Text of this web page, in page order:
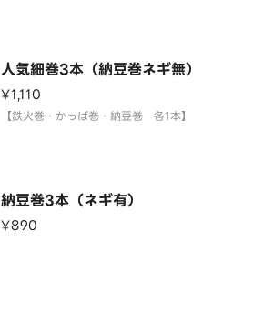
人気細巻3本（納豆巻ネギ無）
¥1,110
【鉄火巻・かっぱ巻・納豆巻 各1本】
納豆巻3本（ネギ有）
¥890